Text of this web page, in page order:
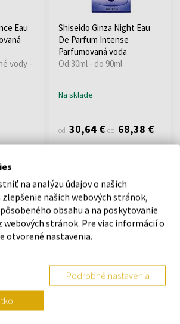
Eau
vody -
Shiseido Ginza Night Eau
De Parfum Intense
Parfumovaná voda
Od 30ml - do 90ml
Na sklade
od 30,64 € do 68,38 €
Shiseido Essential Energy
Ostatné kozmetické
prípravky na starostlivosť o
telo - Ženy
na analýzu údajov o našich
našich webových stránok,
obsahu a na poskytovanie
webových stránok. Pre viac informácií o
otvorené nastavenia.
Podrobné nastavenia